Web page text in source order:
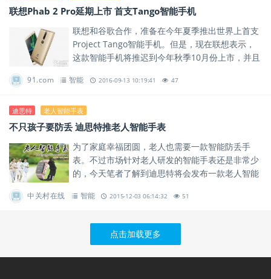
联想Phab 2 Pro延期上市 首支Tango智能手机
联想和谷歌合作，准备在今年夏季推出世界上首支
Project Tango智能手机。但是，现在联想表示，
这款智能手机将推迟到今年秋季10月份上市，并且
南，老挝，印...
91.com 智能 2016-09-13 10:19:41 47
迪思特 老人智能手表
不只孩子要防丢 迪思特推老人智能手表
为了家庭幸福团圆，老人也需要一款智能防丢手
表。不过市场针对老人研发的智能手表还是非常少
的，今天笔者了解到迪思特将会发布一款老人智能
中关村在线 智能 2015-12-03 06:14:32 51
点击加载更多